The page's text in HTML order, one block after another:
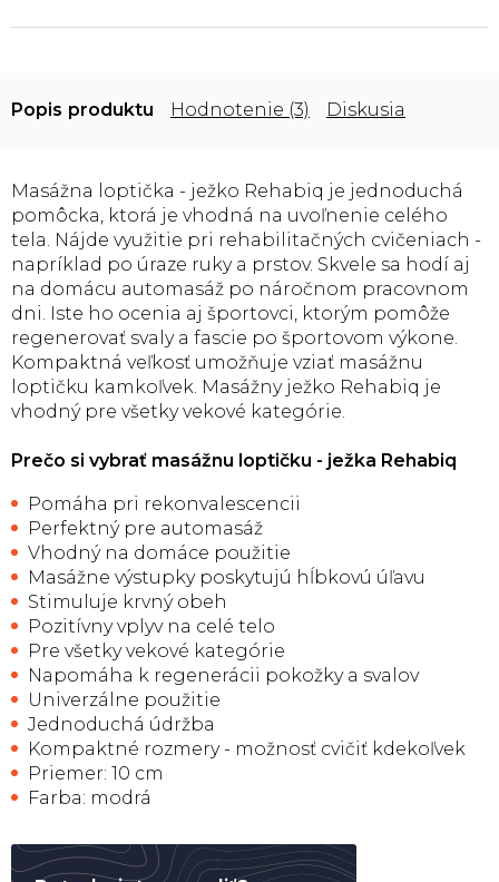
Popis Hodnotenie (3) Diskusia
Masážna loptička - ježko Rehabiq je jednoduchá
pomôcka, ktorá je vhodná na uvoľnenie celého
tela. Nájde využitie pri rehabilitačných cvičeniach -
napríklad po úraze ruky a prstov. Skvele sa hodí aj
na domácu automasáž po náročnom pracovnom
dni. Iste ho ocenia aj športovci, ktorým pomôže
regenerovať svaly a fascie po športovom výkone.
Kompaktná veľkosť umožňuje vziať masážnu
loptičku kamkoľvek. Masážny ježko Rehabiq je
vhodný pre všetky vekové kategórie.
Prečo si vybrať masážnu loptičku - ježka Rehabiq
Pomáha pri rekonvalescencii
Perfektný pre automasáž
Vhodný na domáce použitie
Masážne výstupky poskytujú hĺbkovú úľavu
Stimuluje krvný obeh
Pozitívny vplyv na celé telo
Pre všetky vekové kategórie
Napomáha k regenerácii pokožky a svalov
Univerzálne použitie
Jednoduchá údržba
Kompaktné rozmery - možnosť cvičiť kdekoľvek
Priemer: 10 cm
Farba: modrá